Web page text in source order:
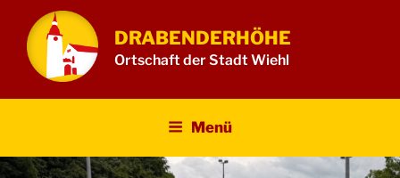
Inhalt
springen
DRABENDERHÖHE
Ortschaft der Stadt Wiehl
Menü